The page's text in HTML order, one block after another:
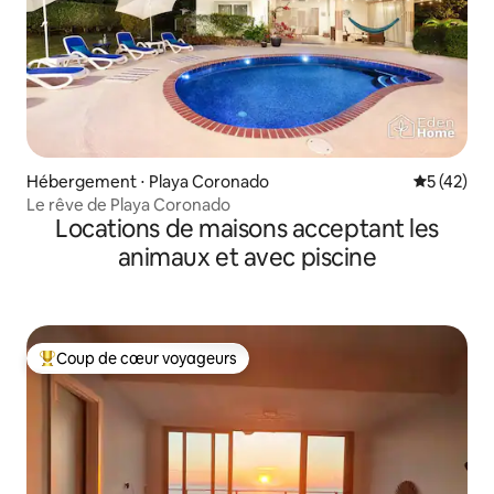
Hébergement ⋅ Playa Coronado
5 (42)
Le rêve de Playa Coronado
Locations de maisons acceptant les
animaux et avec piscine
Coups de cœur voyageurs les plus appréciés
Coup de cœur voyageurs